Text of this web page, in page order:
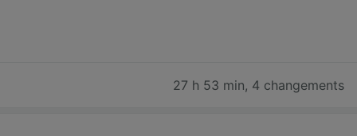
27 h 53 min, 4 changements